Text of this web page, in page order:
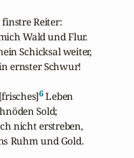
Reiter:
Wald und Flur.
Schicksal weiter,
ernster Schwur!
6 Leben
Sold;
nicht erstreben,
Ruhm und Gold.